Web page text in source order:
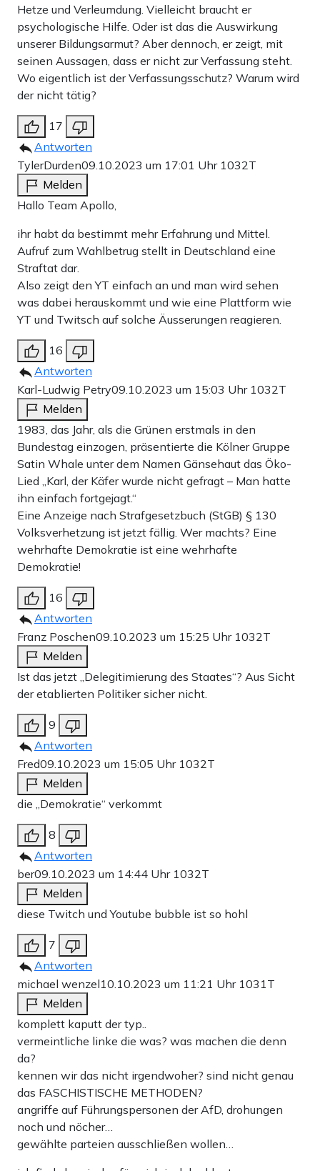
Hetze und Verleumdung. Vielleicht braucht er
psychologische Hilfe. Oder ist das die Auswirkung
unserer Bildungsarmut? Aber dennoch, er zeigt, mit
seinen Aussagen, dass er nicht zur Verfassung steht.
Wo eigentlich ist der Verfassungsschutz? Warum wird
der nicht tätig?
17
Antworten
TylerDurden09.10.2023 um 17:01 Uhr 1032T
Melden
Hallo Team Apollo,
ihr habt da bestimmt mehr Erfahrung und Mittel.
Aufruf zum Wahlbetrug stellt in Deutschland eine
Straftat dar.
Also zeigt den YT einfach an und man wird sehen
was dabei herauskommt und wie eine Plattform wie
YT und Twitsch auf solche Äusserungen reagieren.
16
Antworten
Karl-Ludwig Petry09.10.2023 um 15:03 Uhr 1032T
Melden
1983, das Jahr, als die Grünen erstmals in den
Bundestag einzogen, präsentierte die Kölner Gruppe
Satin Whale unter dem Namen Gänsehaut das Öko-
Lied „Karl, der Käfer wurde nicht gefragt – Man hatte
ihn einfach fortgejagt.“
Eine Anzeige nach Strafgesetzbuch (StGB) § 130
Volksverhetzung ist jetzt fällig. Wer machts? Eine
wehrhafte Demokratie ist eine wehrhafte
Demokratie!
16
Antworten
Franz Poschen09.10.2023 um 15:25 Uhr 1032T
Melden
Ist das jetzt „Delegitimierung des Staates“? Aus Sicht
der etablierten Politiker sicher nicht.
9
Antworten
Fred09.10.2023 um 15:05 Uhr 1032T
Melden
die „Demokratie“ verkommt
8
Antworten
ber09.10.2023 um 14:44 Uhr 1032T
Melden
diese Twitch und Youtube bubble ist so hohl
7
Antworten
michael wenzel10.10.2023 um 11:21 Uhr 1031T
Melden
komplett kaputt der typ..
vermeintliche linke die was? was machen die denn
da?
kennen wir das nicht irgendwoher? sind nicht genau
das FASCHISTISCHE METHODEN?
angriffe auf Führungspersonen der AfD, drohungen
noch und nöcher…
gewählte parteien ausschließen wollen…